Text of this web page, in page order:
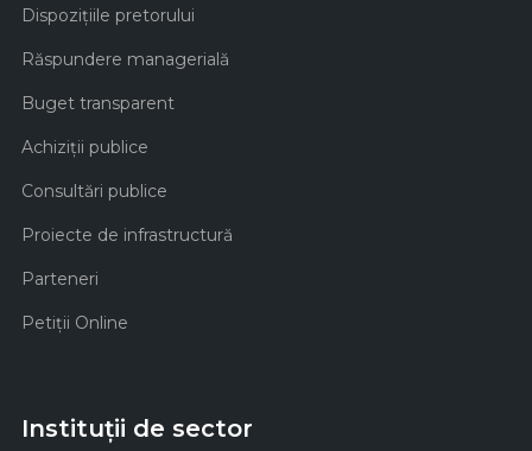
Dispozițiile pretorului
Răspundere managerială
Buget transparent
Achiziţii publice
Consultări publice
Proiecte de infrastructură
Parteneri
Petiții Online
Instituții de sector